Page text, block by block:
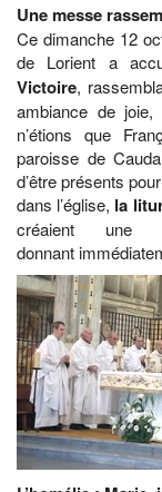
Une messe
Ce dimanche 12
de Lorient a
Victoire,
ambiance de
n’étions que
paroisse de
d’être présents
dans l’église, la
créaient une
donnant